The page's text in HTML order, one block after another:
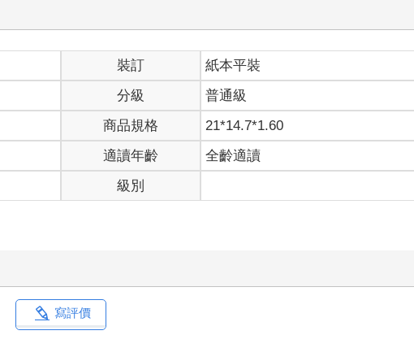
裝訂
紙本平裝
分級
普通級
商品規格
21*14.7*1.60
適讀年齡
全齡適讀
級別
寫評價